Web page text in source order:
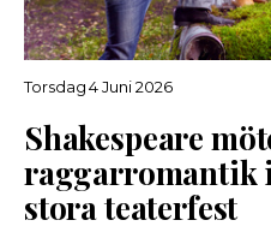
Torsdag 4 Juni 2026
Shakespeare
raggarromantik
stora teaterfest